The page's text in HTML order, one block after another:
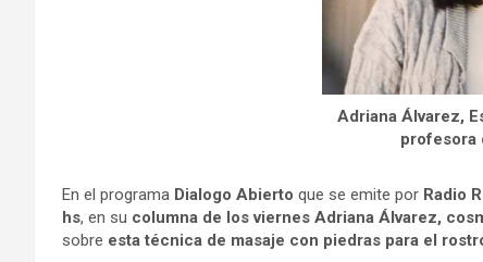
Adriana Álvarez,
profesora
En el programa Dialogo Abierto que se emite por Radio
hs, en su columna de los viernes Adriana Álvarez,
sobre esta técnica de masaje con piedras para el